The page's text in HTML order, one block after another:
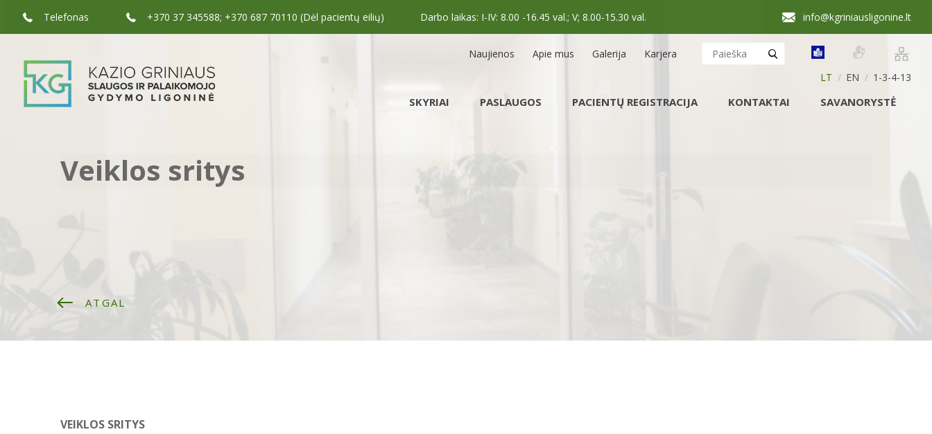
Telefonas +370 37 345588; +370 687 70110 (Dėl pacientų eilių) Darbo laikas: I-IV: 8.00 -16.45 val.; V; 8.00-15.30 val. info@kgriniausligonine.lt
Naujienos Apie mus Galerija
Karjera
LT
EN 1-3-4-13
SKYRIAI PASLAUGOS PACIENTŲ REGISTRACIJA KONTAKTAI SAVANORYSTĖ
Veiklos sritys
ATGAL
VEIKLOS SRITYS